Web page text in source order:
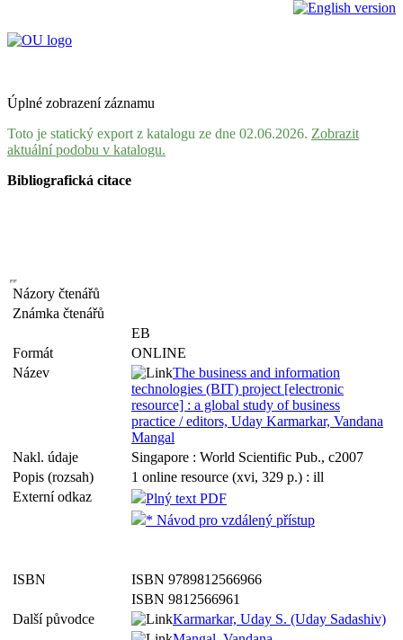
Úplné zobrazení záznamu
Toto je statický export z katalogu ze dne 02.06.2026. Zobrazit
aktuální podobu v katalogu.
Bibliografická citace
Názory čtenářů
Známka čtenářů
EB
Formát
ONLINE
Název
The business and information
technologies (BIT) project [electronic
resource] : a global study of business
practice / editors, Uday Karmarkar, Vandana
Mangal
Nakl. údaje
Singapore : World Scientific Pub., c2007
Popis (rozsah)
1 online resource (xvi, 329 p.) : ill
Externí odkaz
Plný text PDF
* Návod pro vzdálený přístup
ISBN
ISBN 9789812566966
ISBN 9812566961
Další původce
Karmarkar, Uday S. (Uday Sadashiv)